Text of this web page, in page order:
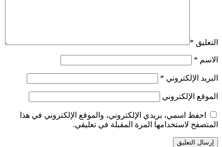
التعليق *
الاسم *
البريد الإلكتروني *
الموقع الإلكتروني
احفظ اسمي، بريدي الإلكتروني، والموقع الإلكتروني في هذا
المتصفح لاستخدامها المرة المقبلة في تعليقي.